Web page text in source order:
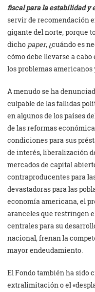
fiscal para la estabilidad y
servir de recomendación
gigante del norte, porque
dicho paper, ¿cuándo es
cómo debe llevarse a cabo
los problemas
A menudo se ha
culpable de las fallidas
en algunos de los países
de las reformas
condiciones para sus
de interés, liberalización
mercados de capital
contraproducentes para
devastadoras para las
economía americana, el
aranceles que restringen
centrales para su
nacional, frenan la
mayor endeudamiento.
El Fondo también ha sido
extralimitación o el